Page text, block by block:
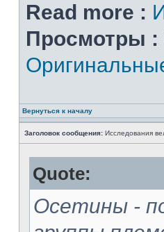
Read more :
Просмотры :
Вернуться к началу
Заголовок сообщения: Исследования
Quote:
Oсетины -